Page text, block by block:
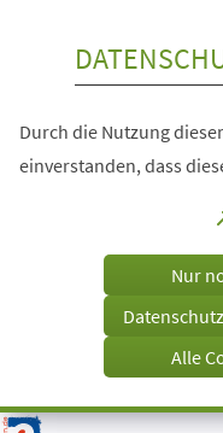
Visuelle
Durch die Nutzung
einverstanden, dass
Nur
Alle